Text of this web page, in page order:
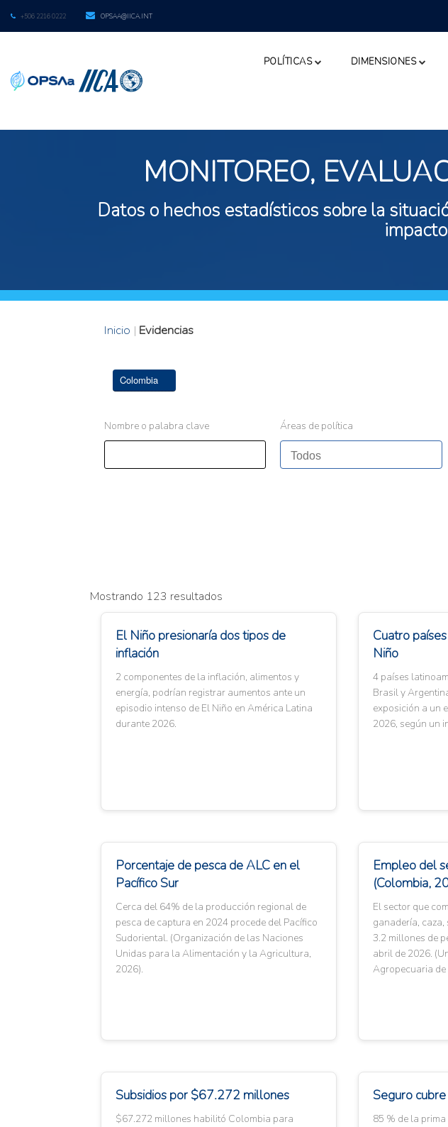
+506 2216 0222 OPSAA@IICA.INT
POLÍTICAS DIMENSIONES
MONITOREO,
Datos o hechos estadísticos sobre la
Inicio | Evidencias
Colombia
Nombre o palabra clave Áreas de política
Mostrando 123 resultados
El Niño presionaría dos tipos de
inflación
2 componentes de la inflación, alimentos y
energía, podrían registrar aumentos ante un
episodio intenso de El Niño en América Latina
durante 2026.
Cuatro
Niño
4 países
Brasil y
exposición a un
2026, según un
Porcentaje de pesca de ALC en el
Pacífico Sur
Cerca del 64% de la producción regional de
pesca de captura en 2024 procede del Pacífico
Sudoriental. (Organización de las Naciones
Unidas para la Alimentación y la Agricultura,
2026).
Empleo del
(Colombia,
El sector que
ganadería,
3.2 millones de
abril de 2026.
Agropecuaria
Subsidios por $67.272 millones
$67.272 millones habilitó Colombia para
Seguro
85 % de la